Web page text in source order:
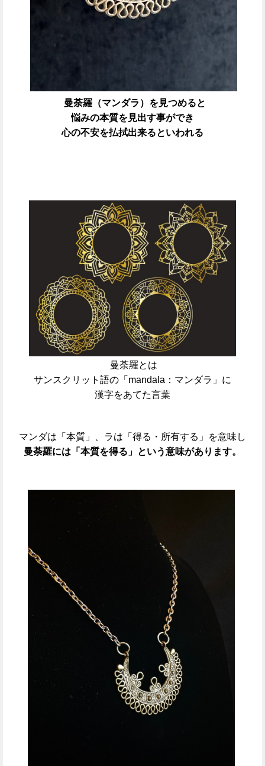
曼荼羅（マンダラ）を見つめると
悩みの本質を見出す事ができ
心の不安を払拭出来るといわれる
曼荼羅とは
サンスクリット語の「mandala：マンダラ」に
漢字をあてた言葉
マンダは「本質」、ラは「得る・所有する」を意味し
曼荼羅には「本質を得る」という意味があります。